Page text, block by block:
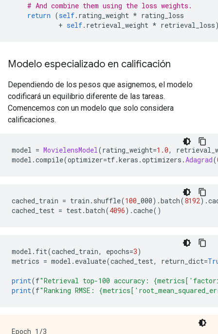
# And combine them using the loss weights.
return (self. rating_weight * rating_loss
+ self. retrieval_weight * retrieval_loss
Modelo especializado en calificación
Dependiendo de los pesos que asignemos, el modelo
codificará un equilibrio diferente de las tareas.
Comencemos con un modelo que solo considera
calificaciones.
model = MovielensModel(rating_weight=1.0,
model .compile(optimizer=tf.keras .optimizers .Adagrad(
cached_train = train . shuffle(100 _000).batch(8192).
cached_test = test.batch(4096).cache()
model . fit(cached_train, epochs=3)
metrics = model . evaluate(cached_test, return_dict=
print(f"Retrieval top-100 accuracy:
print(f"Ranking RMSE:
Epoch 1/3